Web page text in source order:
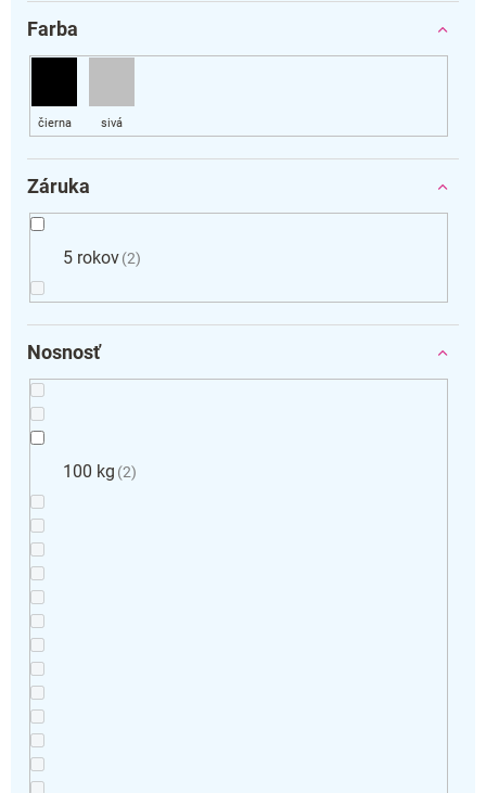
Farba
Záruka
5 rokov 2
Nosnosť
100 kg 2